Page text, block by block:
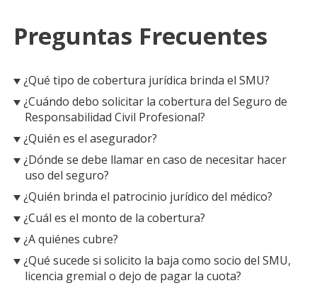
Preguntas Frecuentes
¿Qué tipo de cobertura jurídica brinda el SMU?
¿Cuándo debo solicitar la cobertura del Seguro de
Responsabilidad Civil Profesional?
¿Quién es el asegurador?
¿Dónde se debe llamar en caso de necesitar hacer
uso del seguro?
¿Quién brinda el patrocinio jurídico del médico?
¿Cuál es el monto de la cobertura?
¿A quiénes cubre?
¿Qué sucede si solicito la baja como socio del SMU,
licencia gremial o dejo de pagar la cuota?